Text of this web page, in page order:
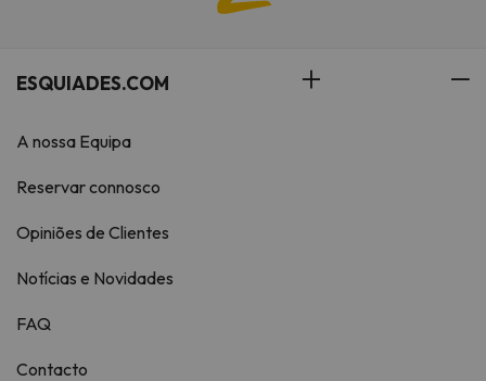
ESQUIADES.COM
A nossa Equipa
Reservar connosco
Opiniões de Clientes
Notícias e Novidades
FAQ
Contacto